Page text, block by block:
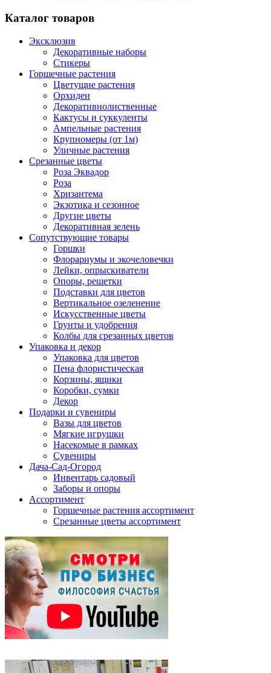
Каталог товаров
Эксклюзив
Декоративные наборы
Стикеры
Горшечные растения
Цветущие растения
Орхидеи
Декоративнолиственные
Кактусы и суккуленты
Ампельные растения
Крупномеры (от 1м)
Уличные растения
Срезанные цветы
Роза Эквадор
Роза
Хризантема
Экзотика и сезонное
Другие цветы
Декоративная зелень
Сопутствующие товары
Горшки
Флорариумы и экочеловечки
Лейки, опрыскиватели
Опоры, решетки
Подставки для цветов
Вертикальное озеленение
Искусственные цветы
Грунты и удобрения
Колбы для срезанных цветов
Упаковка и декор
Упаковка для цветов
Пена флористическая
Корзины, ящики
Коробки, сумки
Декор
Подарки и сувениры
Вазы для цветов
Мягкие игрушки
Насекомые в рамках
Сувениры
Дача-Сад-Огород
Инвентарь садовый
Заборы и опоры
Ассортимент
Горшечные растения ассортимент
Срезанные цветы ассортимент